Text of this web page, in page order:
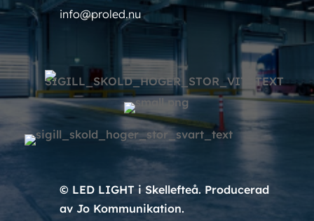
info@proled.nu
© LED LIGHT i Skellefteå. Producerad
av Jo Kommunikation.